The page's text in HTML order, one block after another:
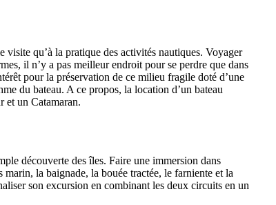
qu’à la pratique des activités nautiques. Voyager
il n’y a pas meilleur endroit pour se perdre que dans
pour la préservation de ce milieu fragile doté d’une
du bateau. A ce propos, la location d’un bateau
et un Catamaran.
découverte des îles. Faire une immersion dans
la baignade, la bouée tractée, le farniente et la
son excursion en combinant les deux circuits en un